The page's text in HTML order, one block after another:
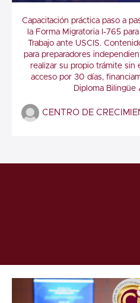
WORKSHOPS 4:
(Permiso de Trabajo)
765: Application
Capacitación práctica paso a
la Forma Migratoria I-765
Trabajo ante USCIS.
para preparadores
realizar su propio trámite sin
acceso por 30 días,
Diploma Bilingüe